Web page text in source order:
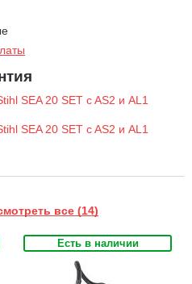
все (14)
Есть в наличии